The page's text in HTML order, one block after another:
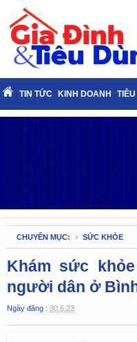
TIN TỨC KINH DOANH
CHUYÊN MỤC: SỨC KHỎE
Khám sức
người dân ở
Ngày đăng : 30.6.23